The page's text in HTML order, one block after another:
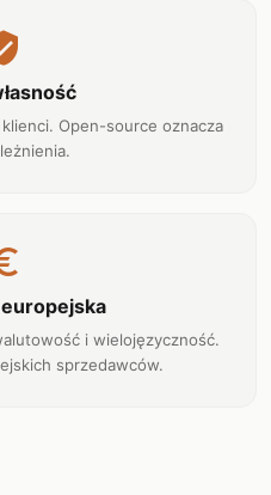
Open-source oznacza
i wielojęzyczność.
sprzedawców.